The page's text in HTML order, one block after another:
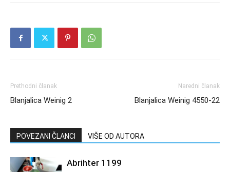
Prethodni članak
Blanjalica Weinig 2
Naredni članak
Blanjalica Weinig 4550-22
POVEZANI ČLANCI VIŠE OD AUTORA
Abrihter 1199